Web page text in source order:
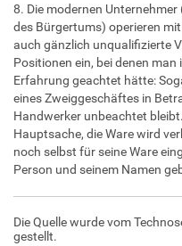
8. Die modernen
des Bürgertums) operieren
auch gänzlich unqualifizierte
Positionen ein, bei denen
Erfahrung geachtet hätte:
eines Zweiggeschäftes in
Handwerker unbeachtet
Hauptsache, die Ware wird
noch selbst für seine Ware
Person und seinem Namen
Die Quelle wurde vom
gestellt.